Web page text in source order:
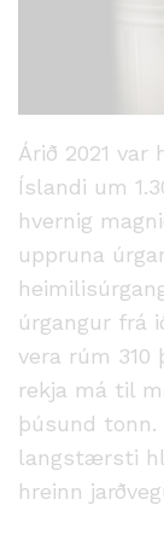
Árið 2021
Íslandi um
hvernig
uppruna
úrgangur frá
vera rúm 310
rekja má til
þúsund
langstærsti
hreinn